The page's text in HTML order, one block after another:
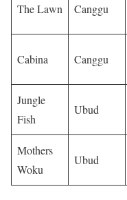
The Lawn Canggu
Cabina Canggu
Jungle
Fish
Ubud
Mothers
Woku
Ubud